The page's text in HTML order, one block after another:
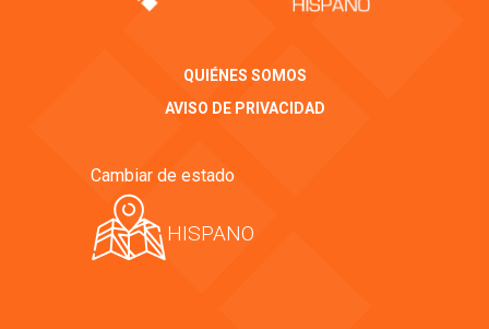
QUIÉNES SOMOS
AVISO DE PRIVACIDAD
Cambiar de estado
HISPANO